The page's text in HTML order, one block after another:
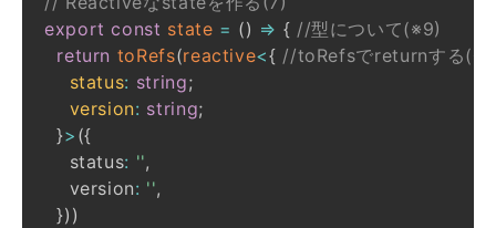
export const state = () => { //型について(※9)
return toRefs(reactive<{ //toRefsでreturnする
    status
: string;
    version
: string;
}> ({
    status
: '',
    version
: '',
}) )